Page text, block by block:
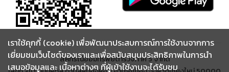
สหกรณ์ออมทรัพย์ตำรวจภาค 5 จำกัด
เราใช้คุกกี้ (cookie) เพื่อพัฒนาประสบการณ์การใช้งานจากการ
เยี่ยมชมเว็บไซต์ของเราและเพื่อสนับสนุนประสิทธิภาพในการนำ
เสนอข้อมูลและ เนื้อหาต่างๆ ที่ผู้เข้าใช้งานจะได้รับชม